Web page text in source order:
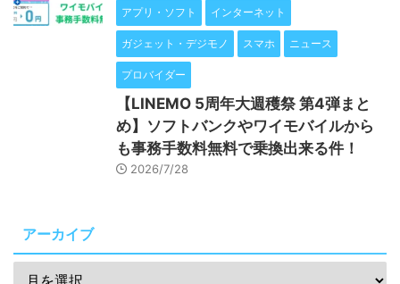
アプリ・ソフト インターネット
ガジェット・デジモノ スマホ ニュース
プロバイダー
【LINEMO 5周年大週穫祭 第4弾まと
め】ソフトバンクやワイモバイルから
も事務手数料無料で乗換出来る件！
2026/7/28
アーカイブ